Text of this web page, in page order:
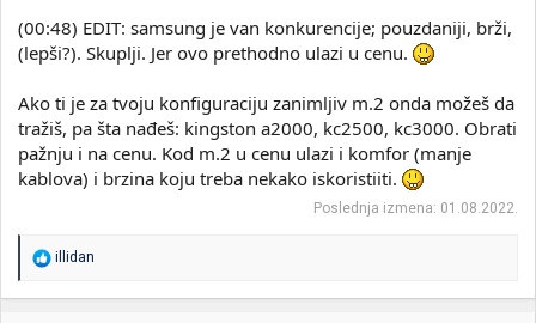
(00:48) EDIT: samsung je van konkurencije; pouzdaniji, brži,
(lepši?). Skuplji. Jer ovo prethodno ulazi u cenu.
Ako ti je za tvoju konfiguraciju zanimljiv m.2 onda možeš da
tražiš, pa šta nađeš: kingston a2000, kc2500, kc3000. Obrati
pažnju i na cenu. Kod m.2 u cenu ulazi i komfor (manje
kablova) i brzina koju treba nekako iskoristiiti.
Poslednja izmena: 01.08.2022.
R
a
illidan